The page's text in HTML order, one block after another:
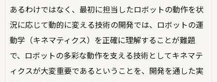
あるわけではなく、最初に担当したロボットの動作を状
況に応じて動的に変える技術の開発では、ロボットの運
動学（キネマティクス）を正確に理解することが難題
で、ロボットの多彩な動作を支える技術としてキネマテ
ィクスが大変重要であるということを、開発を通した実